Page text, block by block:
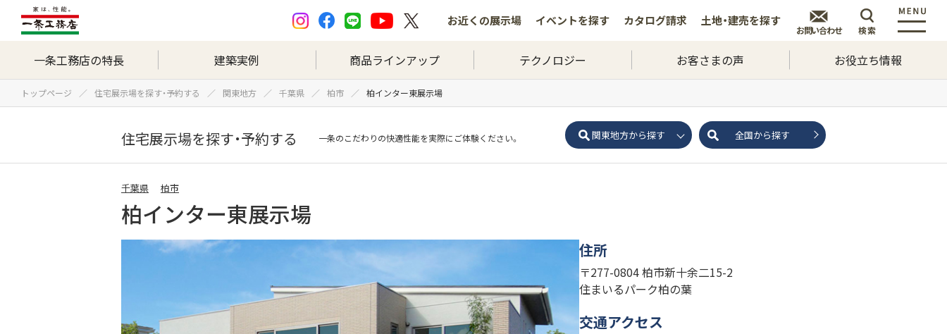
お近くの展示場 イベントを探す カタログ請求 土地・建売を探す
お問い合わせ 検索
一条工務店の特長 建築実例 商品ラインアップ テクノロジー お客さまの声 お役立ち情報
トップページ 住宅展示場を探す・予約する 関東地方 千葉県 柏市 柏インター東展示場
住宅展示場を探す・予約する 一条のこだわりの快適性能を実際にご体験ください。 関東地方から探す 全国から探す
千葉県 柏市
柏インター東展示場
住所
〒277-0804 柏市新十余二15-2
住まいるパーク柏の葉
交通アクセス